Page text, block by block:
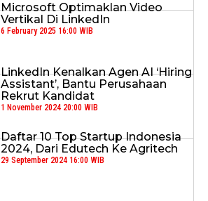
Microsoft Optimaklan Video
Vertikal Di LinkedIn
6 February 2025 16:00 WIB
LinkedIn Kenalkan Agen AI ‘Hiring
Assistant’, Bantu Perusahaan
Rekrut Kandidat
1 November 2024 20:00 WIB
Daftar 10 Top Startup Indonesia
2024, Dari Edutech Ke Agritech
29 September 2024 16:00 WIB